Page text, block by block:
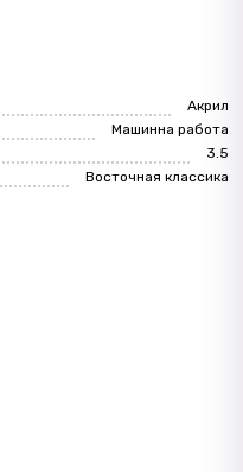
Акрил
Машинна работа
3.5
Восточная классика